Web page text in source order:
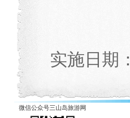
实施日期
微信公众号三山岛旅游网